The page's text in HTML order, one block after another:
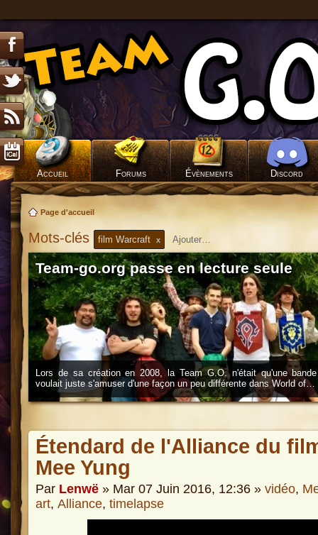
Accueil Forums Évènements Discord
Page d'accueil
Mots-clés film Warcraft x
Lors de sa création en 2008, la Team G.O. n'était qu'une
voulait juste s'amuser d'une façon un peu différente dans World of…
Team-go.org passe en lecture seule
Étendard de l'Alliance du
Mee Yung
Par Lenwë » Mar 07 Juin 2016, 12:36 » vidéo,
art, Alliance, timelapse